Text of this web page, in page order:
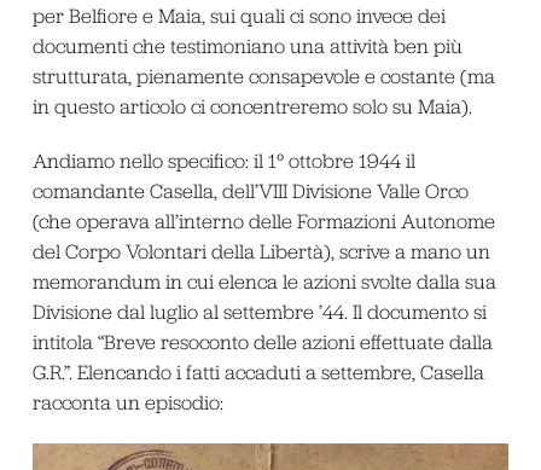
per Belfiore e Maia, sui quali ci sono invece dei
documenti che testimoniano una attività ben più
strutturata, pienamente consapevole e costante (ma
in questo articolo ci concentreremo solo su Maia).
Andiamo nello specifico: il 1° ottobre 1944 il
comandante Casella, dell’VIII Divisione Valle Orco
(che operava all’interno delle Formazioni Autonome
del Corpo Volontari della Libertà), scrive a mano un
memorandum in cui elenca le azioni svolte dalla sua
Divisione dal luglio al settembre ’44. Il documento si
intitola “Breve resoconto delle azioni effettuate dalla
G.R.”. Elencando i fatti accaduti a settembre, Casella
racconta un episodio: